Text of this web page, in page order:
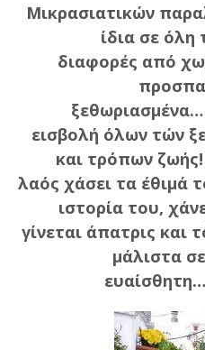
Μικρασιατικών
ίδια σε όλη
διαφορές από
εισβολή όλων τών
και τρόπων ζωής!
λαός χάσει τα έθιμά
ιστορία του,
γίνεται άπατρις και
μάλιστα